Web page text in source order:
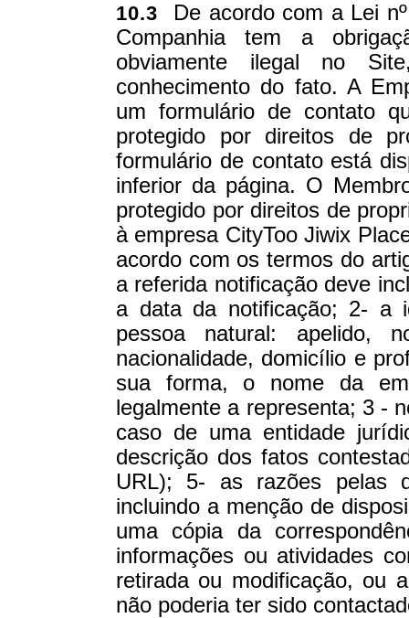
10.3 De acordo com a Lei
Companhia tem a
obviamente ilegal no
conhecimento do fato. A
um formulário de contato
protegido por direitos de
formulário de contato está
inferior da página. O
protegido por direitos de
à empresa CityToo Jiwix
acordo com os termos do
a referida notificação deve
a data da notificação; 2- a
pessoa natural: apelido,
nacionalidade, domicílio e
sua forma, o nome da
legalmente a representa; 3 -
caso de uma entidade
descrição dos fatos
URL); 5- as razões pelas
incluindo a menção de
uma cópia da
informações ou atividades
retirada ou modificação, ou
não poderia ter sido